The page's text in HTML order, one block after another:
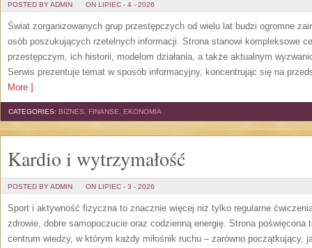
POSTED BY ADMIN ON LIPIEC - 4 - 2026
Świat zorganizowanych grup przestępczych od wielu lat budzi ogromne
osób poszukujących rzetelnych informacji. Strona stanowi kompleksowe
przestępczym, ich historii, modelom działania, a także aktualnym
Serwis prezentuje temat w sposób informacyjny, koncentrując się na
More ]
CATEGORIES: BIZNES, FINANSE, EKONOMIA
Kardio i wytrzymałość
POSTED BY ADMIN ON LIPIEC - 3 - 2026
Sport i aktywność fizyczna to znacznie więcej niż tylko regularne
zdrowie, dobre samopoczucie oraz codzienną energię. Strona poświęcona
centrum wiedzy, w którym każdy miłośnik ruchu – zarówno początkujący,